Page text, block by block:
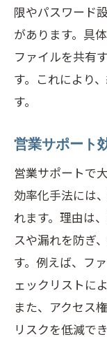
限やパスワード
があります。具
ファイルを共有
す。これにより
す。
営業サポート
営業サポートで
効率化手法には
れます。理由は
スや漏れを防ぎ
す。例えば、フ
ェックリストに
また、アクセス
リスクを低減で